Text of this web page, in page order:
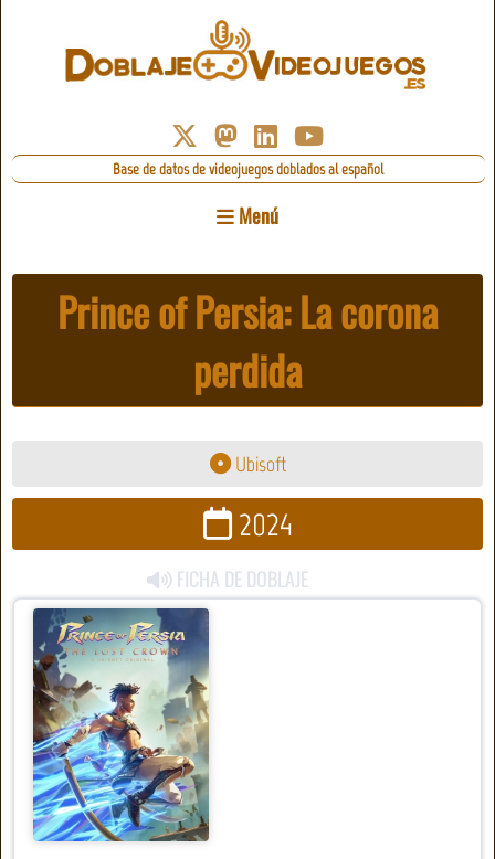
Base de datos de videojuegos doblados al español
Menú
Prince of Persia: La corona
perdida
Ubisoft
2024
FICHA DE DOBLAJE